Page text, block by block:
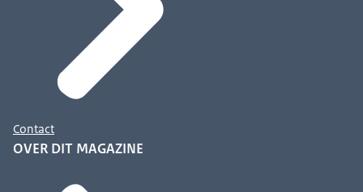
Contact
OVER DIT MAGAZINE